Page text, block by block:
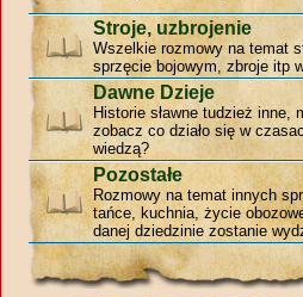
Stroje, uzbrojenie
Wszelkie rozmowy na temat
sprzęcie bojowym, zbroje itp
Dawne Dzieje
Historie sławne tudzież
zobacz co działo się w
wiedzą?
Pozostałe
Rozmowy na temat innych
tańce, kuchnia, życie
danej dziedzinie zostanie